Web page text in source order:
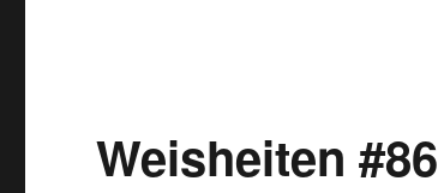
Weisheiten #86